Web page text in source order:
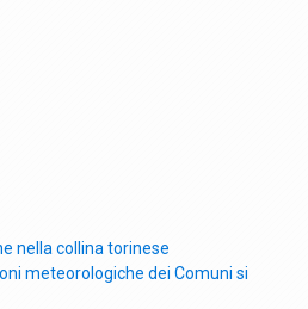
nella collina torinese
meteorologiche dei Comuni si